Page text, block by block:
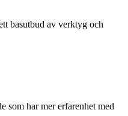
basutbud av verktyg och
som har mer erfarenhet med